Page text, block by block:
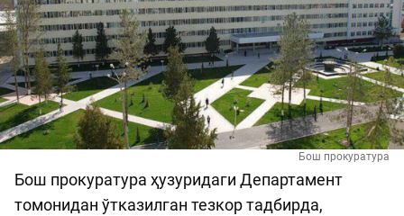
Бош прокуратура
Бош прокуратура ҳузуридаги Департамент
томонидан ўтказилган тезкор тадбирда,